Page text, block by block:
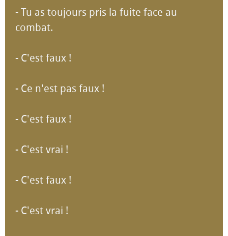
- Tu as toujours pris la fuite face au
combat.
- C'est faux !
- Ce n'est pas faux !
- C'est faux !
- C'est vrai !
- C'est faux !
- C'est vrai !